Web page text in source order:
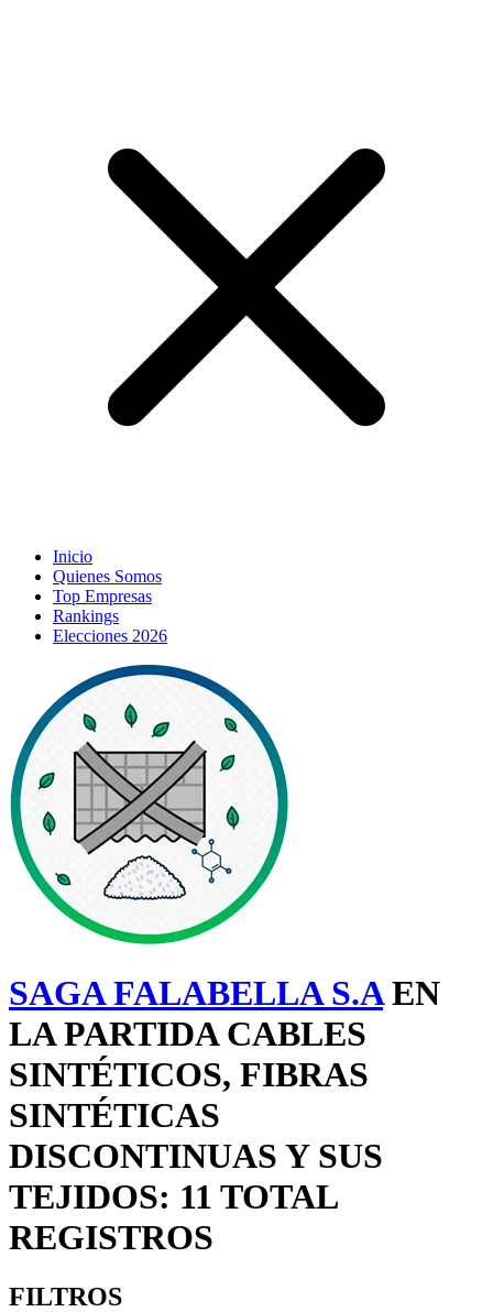
Inicio
Quienes Somos
Top Empresas
Rankings
Elecciones 2026
SAGA FALABELLA S.AEN
LA PARTIDA CABLES
SINTÉTICOS, FIBRAS
SINTÉTICAS
DISCONTINUAS Y SUS
TEJIDOS: 11 TOTAL
REGISTROS
FILTROS